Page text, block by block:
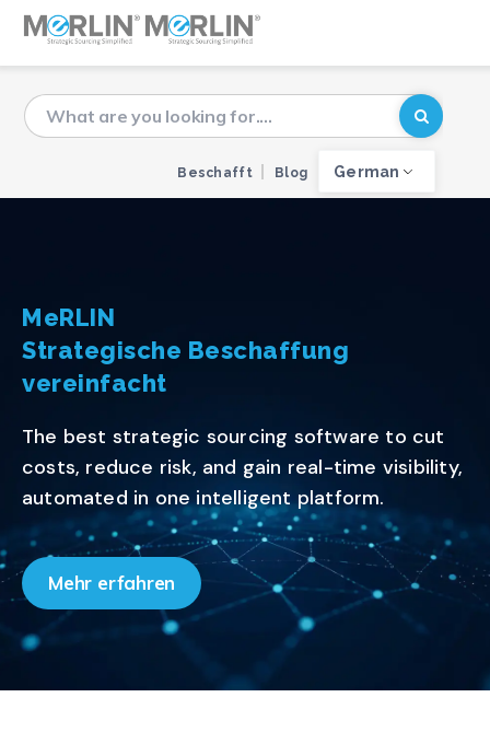
Beschafft Blog German
MeRLIN
Strategische Beschaffung
vereinfacht
The best strategic sourcing software to cut
costs, reduce risk, and gain real-time visibility,
automated in one intelligent platform.
Mehr erfahren